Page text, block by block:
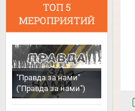
ТОП 5
МЕРОПРИЯТИЙ
"Правда за нами"
("Правда за нами")